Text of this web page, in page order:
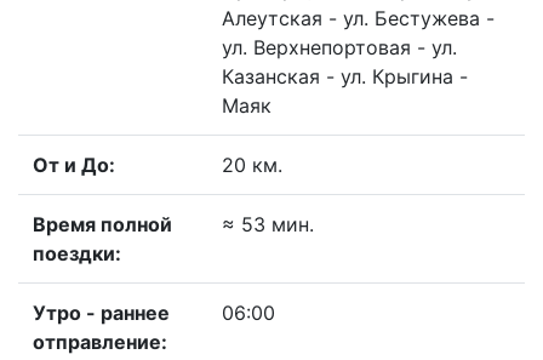
Алеутская - ул. Бестужева -
ул. Верхнепортовая - ул.
Казанская - ул. Крыгина -
Маяк
От и До: 20 км.
Время полной
поездки:
≈ 53 мин.
Утро - раннее
отправление:
06:00